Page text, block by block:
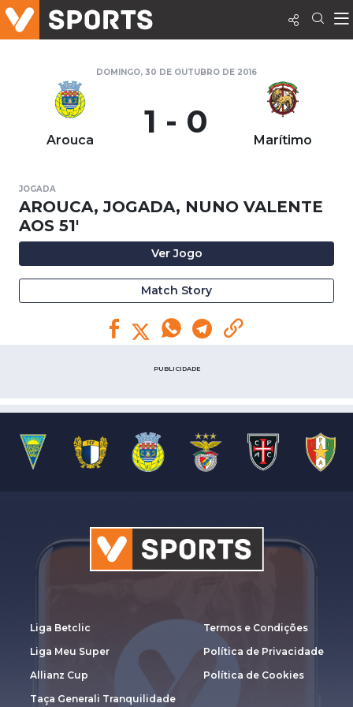
DOMINGO, 30 DE OUTUBRO DE 2016
Arouca 1 - 0 Marítimo
JOGADA
AROUCA, JOGADA, NUNO VALENTE
AOS 51'
Ver Jogo
Match Story
PUBLICIDADE
Liga Betclic
Liga Meu Super
Allianz Cup
Taça Generali Tranquilidade
Termos e Condições
Política de Privacidade
Política de Cookies